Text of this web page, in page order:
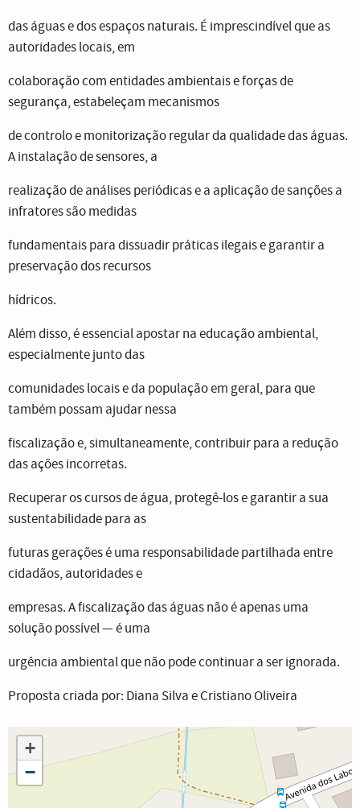
das águas e dos espaços naturais. É imprescindível que as
autoridades locais, em
colaboração com entidades ambientais e forças de
segurança, estabeleçam mecanismos
de controlo e monitorização regular da qualidade das águas.
A instalação de sensores, a
realização de análises periódicas e a aplicação de sanções a
infratores são medidas
fundamentais para dissuadir práticas ilegais e garantir a
preservação dos recursos
hídricos.
Além disso, é essencial apostar na educação ambiental,
especialmente junto das
comunidades locais e da população em geral, para que
também possam ajudar nessa
fiscalização e, simultaneamente, contribuir para a redução
das ações incorretas.
Recuperar os cursos de água, protegê-los e garantir a sua
sustentabilidade para as
futuras gerações é uma responsabilidade partilhada entre
cidadãos, autoridades e
empresas. A fiscalização das águas não é apenas uma
solução possível — é uma
urgência ambiental que não pode continuar a ser ignorada.
Proposta criada por: Diana Silva e Cristiano Oliveira
+
−